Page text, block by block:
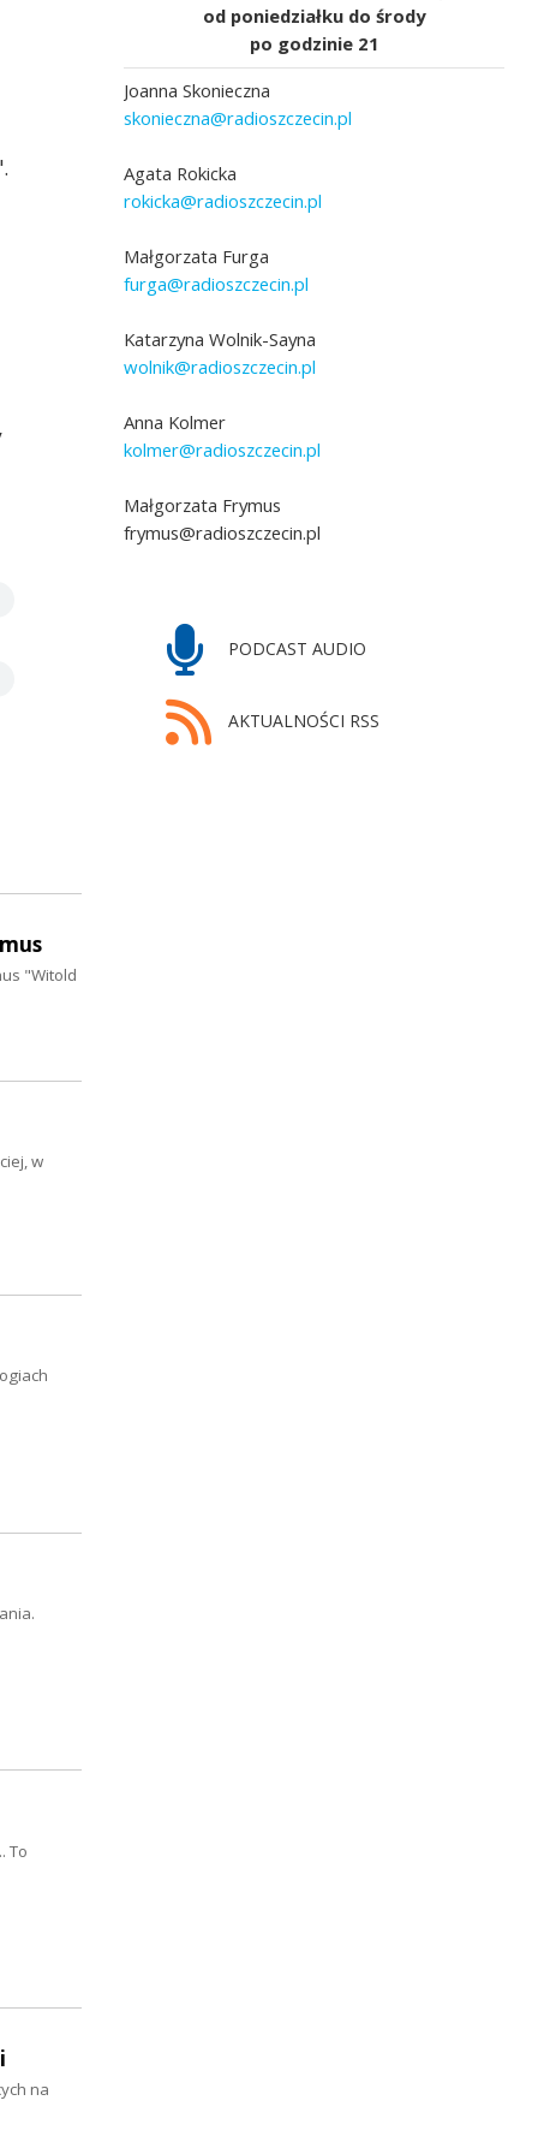
od poniedziałku do środy
po godzinie 21
Joanna Skonieczna
skonieczna@radioszczecin.pl
Agata Rokicka
rokicka@radioszczecin.pl
Małgorzata Furga
furga@radioszczecin.pl
Katarzyna Wolnik-Sayna
wolnik@radioszczecin.pl
Anna Kolmer
kolmer@radioszczecin.pl
Małgorzata Frymus
frymus@radioszczecin.pl
PODCAST AUDIO
AKTUALNOŚCI RSS
"Witold
w
To
na